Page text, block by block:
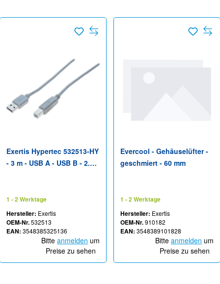
Exertis Hypertec 532513-HY
- 3 m - USB A - USB B - 2.0 -
1 - 2 Werktage
Hersteller: Exertis
OEM-Nr.532513
EAN: 3548385325136
Bitteanmelden um
Preise zu sehen
Evercool - Gehäuselüfter -
geschmiert - 60 mm
1 - 2 Werktage
Hersteller: Exertis
OEM-Nr.910182
EAN: 3548389101828
Bitteanmelden um
Preise zu sehen